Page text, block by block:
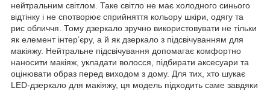
нейтральним світлом. Таке світло не має холодного синього
відтінку і не спотворює сприйняття кольору шкіри, одягу та
рис обличчя. Тому дзеркало зручно використовувати не тільки
як елемент інтер’єру, а й як дзеркало з підсвічуванням для
макіяжу. Нейтральне підсвічування допомагає комфортно
наносити макіяж, укладати волосся, підбирати аксесуари та
оцінювати образ перед виходом з дому. Для тих, хто шукає
LED-дзеркало для макіяжу, ця модель підходить саме завдяки